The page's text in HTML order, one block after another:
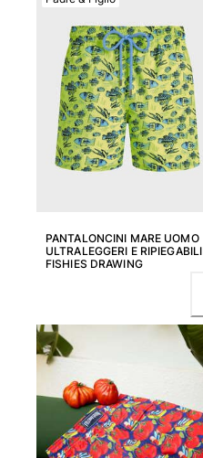
PANTALONCINI MARE UOMO
ULTRALEGGERI E RIPIEGABILI
FISHIES DRAWING